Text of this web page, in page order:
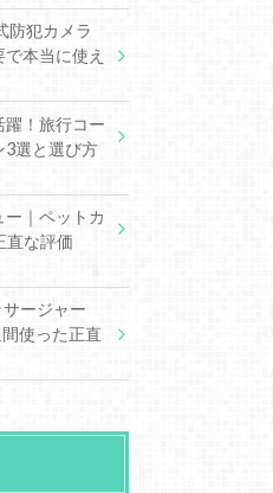
防犯カメラ
本当に使え
！旅行コー
3選と選び方
｜ペットカ
直な評価
ージャー
使った正直